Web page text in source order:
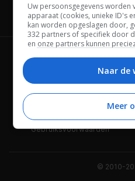
Channels
Wie is FWD
Adverteren
Gebruiksvoorwaarden
© 2010-
Uw persoonsgegevens worden
apparaat (cookies, unieke ID's
kan worden opgeslagen door,
332 partners of specifiek door
en onze partners kunnen
Bepaalde leveranciers kunnen
beheren. Zoek onderaan deze
een link om uw toestemming te
privacy- en cookie-instellingen.
Naar de
Meer